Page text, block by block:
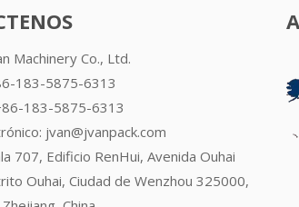
Machinery Co., Ltd.
183-5875-6313
183-5875-6313
jvan@jvanpack.com
707, Edificio RenHui, Avenida Ouhai
Ouhai, Ciudad de Wenzhou 325000,